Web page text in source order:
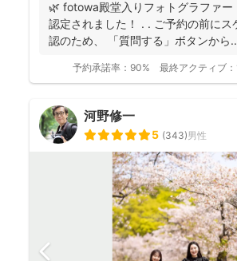
🌿 fotowa殿堂入りフォトグラファー
認定されました！ . . ご予約の前にス
認のため、 「質問する」ボタンから
予約承諾率： 90% 最終アクティブ：
河野修一
5 (343)男性